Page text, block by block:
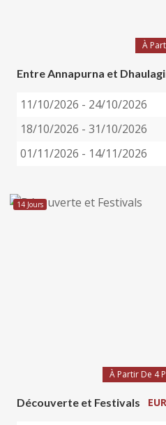
À
Entre Annapurna et
11/10/2026 - 24/10/2026
18/10/2026 - 31/10/2026
01/11/2026 - 14/11/2026
14 Jours
À Partir De 4
Découverte et Festivals